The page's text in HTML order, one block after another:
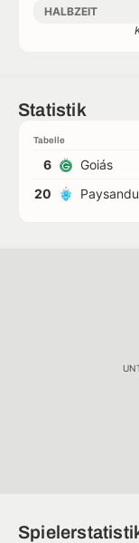
HALBZEIT
Statistik
Tabelle
6 Goiás
20
Paysandu